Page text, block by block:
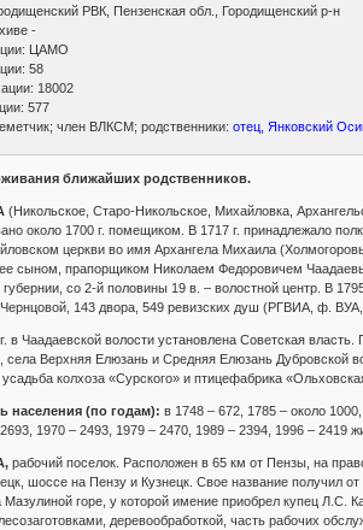
РВК, Пензенская обл., Городищенский р-н
-
ЦАМО
58
18002
577
член ВЛКСМ; родственники:отец, Янковский
ближайших родственников.
(Никольское, Старо-Никольское, Михайловка,
около 1700 г. помещиком. В 1717 г. принадлежало
церкви во имя Архангела Михаила
сыном, прапорщиком Николаем Федоровичем
губернии, со 2-й половины 19 в. – волостной центр. В
143 двора, 549 ревизских душ (РГВИА, ф.
в Чаадаевской волости установлена Советская
села Верхняя Елюзань и Средняя Елюзань Дубровской
колхоза «Сурского» и птицефабрика
населения (по годам): в 1748 – 672, 1785 – около
1970 – 2493, 1979 – 2470, 1989 – 2394, 1996 – 2419
рабочий поселок. Расположен в 65 км от Пензы, на
шоссе на Пензу и Кузнецк. Свое название получил
горе, у которой имение приобрел купец Л.С.
деревообработкой, часть рабочих